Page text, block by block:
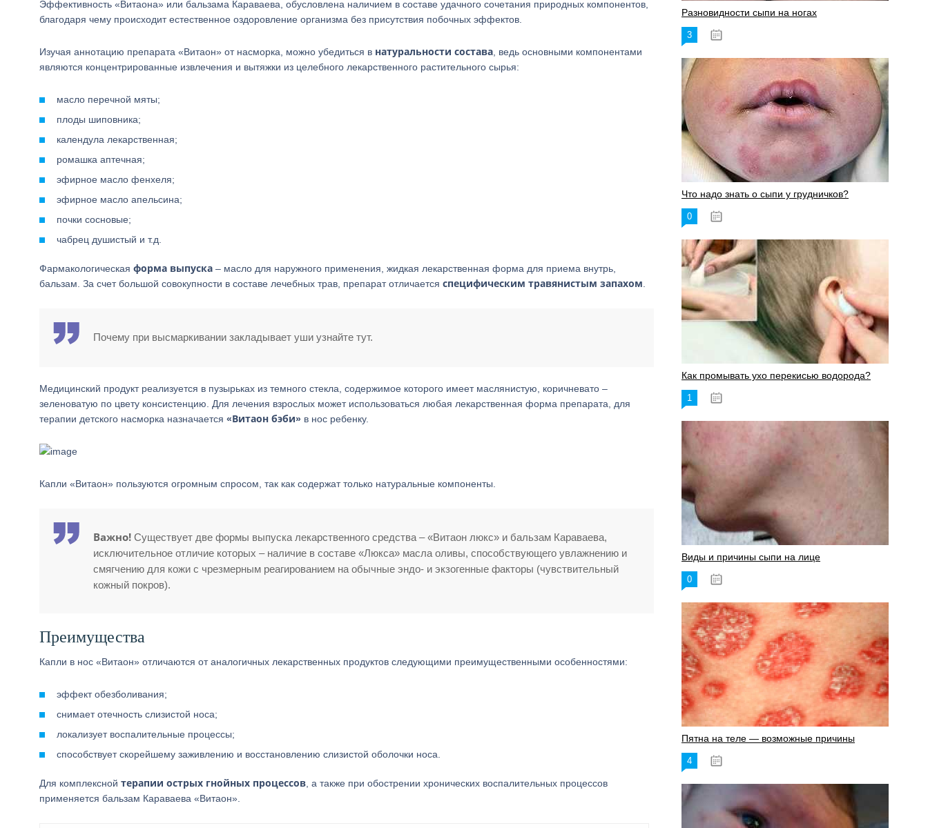
Эффективность «Витаона» или бальзама Караваева, обусловлена наличием в составе удачного сочетания природных компонентов,
благодаря чему происходит естественное оздоровление организма без присутствия побочных эффектов.
Изучая аннотацию препарата «Витаон» от насморка, можно убедиться в натуральности состава , ведь основными компонентами
являются концентрированные извлечения и вытяжки из целебного лекарственного растительного сырья:
масло перечной мяты;
плоды шиповника;
календула лекарственная;
ромашка аптечная;
эфирное масло фенхеля;
эфирное масло апельсина;
почки сосновые;
чабрец душистый и т.д.
Фармакологическая форма выпуска – масло для наружного применения, жидкая лекарственная форма для приема внутрь,
бальзам. За счет большой совокупности в составе лечебных трав, препарат отличается специфическим травянистым запахом
Почему при высмаркивании закладывает уши узнайте тут.
Медицинский продукт реализуется в пузырьках из темного стекла, содержимое которого имеет маслянистую, коричневато –
зеленоватую по цвету консистенцию. Для лечения взрослых может использоваться любая лекарственная форма препарата, для
терапии детского насморка назначается «Витаон бэби» в нос ребенку.
Капли «Витаон» пользуются огромным спросом, так как содержат только натуральные компоненты.
Важно! Существует две формы выпуска лекарственного средства – «Витаон люкс» и бальзам Караваева,
исключительное отличие которых – наличие в составе «Люкса» масла оливы, способствующего увлажнению и
смягчению для кожи с чрезмерным реагированием на обычные эндо- и экзогенные факторы (чувствительный
кожный покров).
Преимущества
Капли в нос «Витаон» отличаются от аналогичных лекарственных продуктов следующими преимущественными особенностями:
эффект обезболивания;
снимает отечность слизистой носа;
локализует воспалительные процессы;
способствует скорейшему заживлению и восстановлению слизистой оболочки носа.
Для комплексной терапии острых гнойных процессов , а также при обострении хронических воспалительных процессов
применяется бальзам Караваева «Витаон».
Разновидности сыпи на ногах
3
Что надо знать о сыпи у грудничков?
0
Как промывать ухо перекисью водорода?
1
Виды и причины сыпи на лице
0
Пятна на теле — возможные причины
4